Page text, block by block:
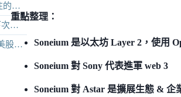
業
？
學
重點整理：
Soneium 是以太坊 Layer 2，使用
Soneium 對 Sony 代表進軍 web 3
Soneium 對 Astar 是擴展生態 & 企